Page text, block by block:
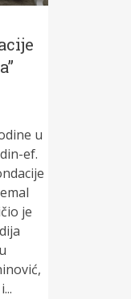
u
ef.
je